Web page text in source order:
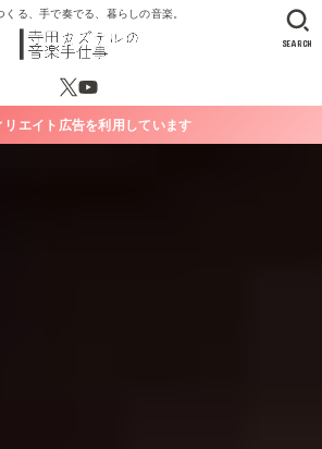
くる、手で奏でる、暮らしの音楽。
SEARCH
リエイト広告を利用しています